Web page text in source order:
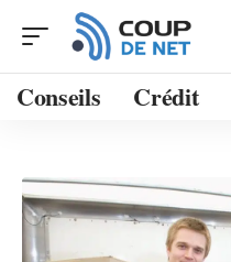
Conseils Crédit